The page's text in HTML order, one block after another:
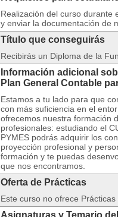
Realización del curso durante
y enviar la documentación de
Título que conseguirás
Recibirás un Diploma de la
Información adicional
Plan General Contable
Estamos a tu lado para que
con más suficiencia en el
ofrecemos nuestra formación
profesionales: estudiando el
PYMES podrás adquirir los
proyección profesional y
formación y te puedas
que nos encontramos.
Oferta de Prácticas
Este curso no ofrece
Asignaturas y Temario